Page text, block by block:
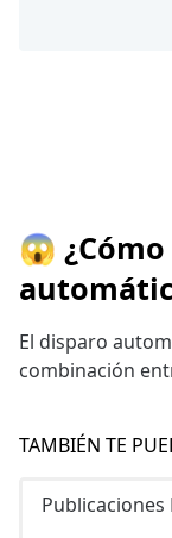
😱
El disparo
combinación
TAMBIÉN TE
Publicaciones